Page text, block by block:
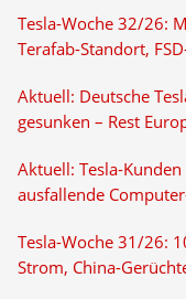
Tesla-Woche 32/26:
Terafab-Standort,
Aktuell: Deutsche
gesunken – Rest
Aktuell: Tesla-
ausfallende
Tesla-Woche 31/26:
Strom, China-